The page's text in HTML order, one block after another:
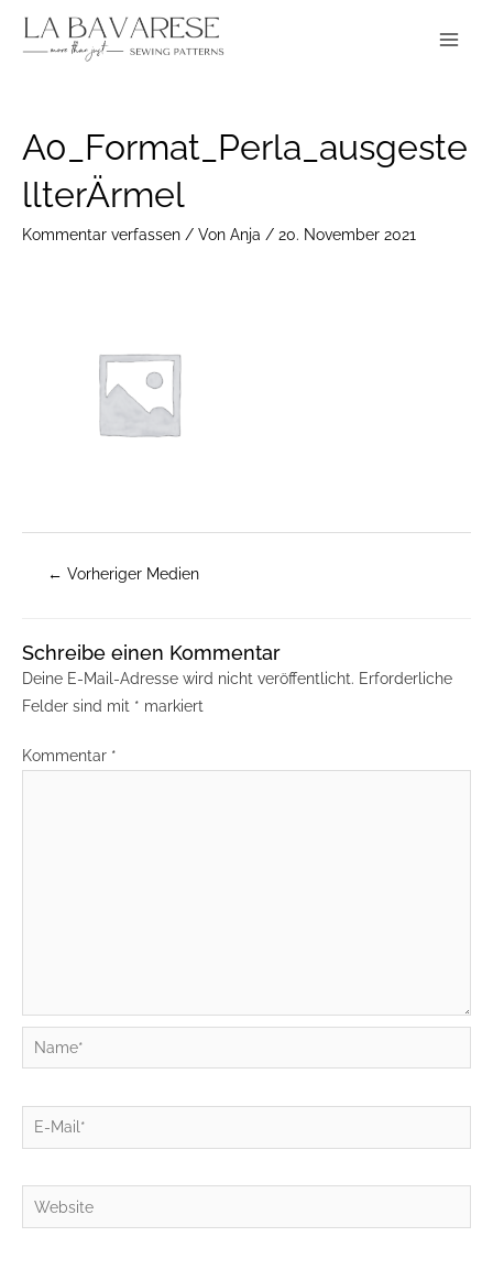
Inhalt
A0_Format_Perla_ausgeste
llterÄrmel
Kommentar verfassen / Von Anja / 20. November 2021
navigation
← Vorheriger Medien
Schreibe einen Kommentar
Deine E-Mail-Adresse wird nicht veröffentlicht. Erforderliche
Felder sind mit * markiert
Kommentar *
Name*
E-
Mail*
Website